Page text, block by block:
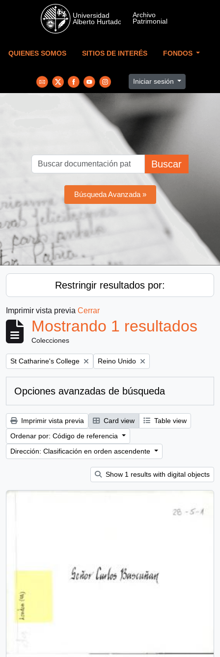
Skip to main content
QUIENES SOMOS SITIOS DE INTERÉS FONDOS
Iniciar sesión
Buscar
Búsqueda Avanzada »
Restringir resultados por:
Imprimir vista previa Cerrar
Mostrando 1 resultados
Colecciones
Remove filter:
St Catharine's College Remove filter:
Reino Unido
Opciones avanzadas de búsqueda
Imprimir vista previa Card view
Table view
Ordenar por: Código de referencia
Dirección: Clasificación en orden ascendente
Show 1 results with digital objects